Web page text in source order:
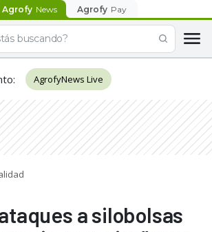
Agrofy News Agrofy Pay
: AgrofyNews Live
a silobolsas